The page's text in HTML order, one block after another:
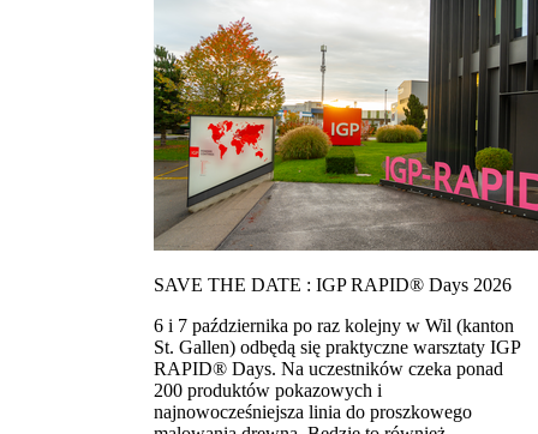
SAVE THE DATE : IGP RAPID® Days 2026
6 i 7 października po raz kolejny w Wil (kanton
St. Gallen) odbędą się praktyczne warsztaty IGP
RAPID® Days. Na uczestników czeka ponad
200 produktów pokazowych i
najnowocześniejsza linia do proszkowego